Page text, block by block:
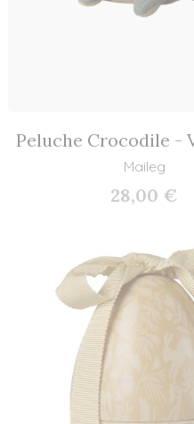
Peluche Crocodile -
Maileg
28,00 €